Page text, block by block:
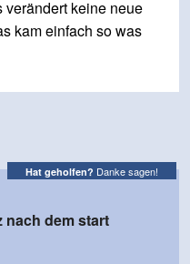
keine neue
kam einfach so was
Hat geholfen? Danke sagen!
nach dem start